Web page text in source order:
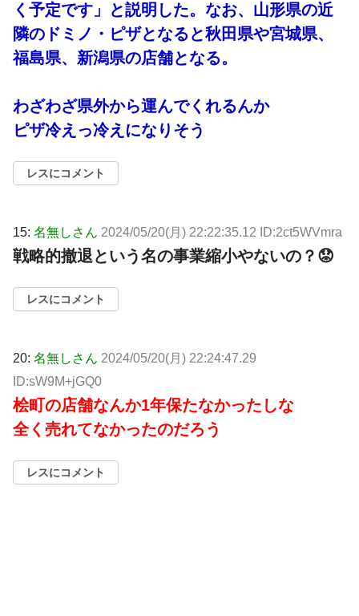
く予定です」と説明した。なお、山形県の近
隣のドミノ・ピザとなると秋田県や宮城県、
福島県、新潟県の店舗となる。
わざわざ県外から運んでくれるんか
ピザ冷えっ冷えになりそう
レスにコメント
15: 名無しさん 2024/05/20(月) 22:22:35.12 ID:2ct5WVmra
戦略的撤退という名の事業縮小やないの？😟
レスにコメント
20: 名無しさん 2024/05/20(月) 22:24:47.29
ID:sW9M+jGQ0
桧町の店舗なんか1年保たなかったしな
全く売れてなかったのだろう
レスにコメント